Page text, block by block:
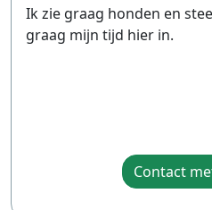
Ik zie graag honden en
graag mijn tijd hier in.
Contact